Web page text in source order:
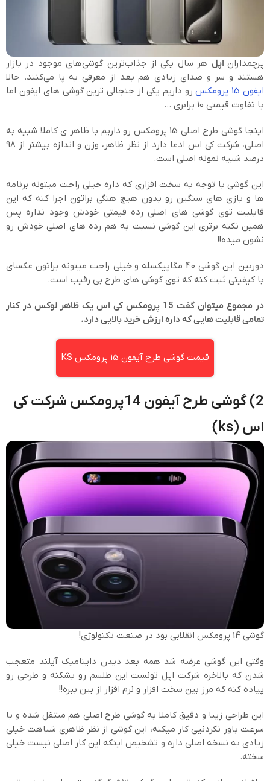
پرچمداراناپل هر سال یکی از جذاب‌ترین گوشی‌های موجود در بازار
هستند و سر و صدای زیادی هم بعد از معرفی به پا می‌کنند. حالا
ایفون 15 پرومکس
رو داریم یکی از جنجالی ترین گوشی های ایفون اما
با تفاوت قیمتی 10 برابری …
اینجا گوشی طرح اصلی 15 پرومکس رو داریم با ظاهر ی کاملا شبیه به
اصلی، شرکت کی اس ادعا دارد از نظر ظاهر، وزن و اندازه بیشتر از 98
درصد شبیه نمونه اصلی است.
این گوشی با توجه به سخت افزاری که داره خیلی راحت میتونه برنامه
ها و بازی های سنگین رو بدون هیچ هنگی براتون اجرا کنه که این
قابلیت توی گوشی های اصلی رده قیمتی خودش وجود نداره پس
همین نکته برتری این گوشی نسبت به هم رده های اصلی خودش رو
نشون میده!!
دوربین این گوشی 40 مگاپیکسله و خیلی راحت میتونه براتون عکسای
با کیفیتی ثبت کنه که توی گوشی های طرح بی رقیب است.
در مجموع میتوان گفت 15 پرومکس کی اس یک ظاهر لوکس در کنار
تمامی قابلیت هایی که داره ارزش خرید بالایی دارد.
قیمت گوشی طرح آیفون 15 پرومکس KS
2) گوشی طرح آیفون 14پرومکس شرکت کی
اس (ks)
گوشی 14 پرومکس انقلابی بود در صنعت تکنولوژی!
وقتی این گوشی عرضه شد همه بعد دیدن داینامیک آیلند متعجب
شدن که بالاخره شرکت اپل تونست این طلسم رو بشکنه و طرحی رو
پیاده کنه که مرز بین سخت افزار و نرم افزار از بین ببره!!
این طراحی زیبا و دقیق کاملا به گوشی طرح اصلی هم منتقل شده و با
سرعت باور نکردنیی کار میکنه، این گوشی از نظر ظاهری شباهت خیلی
زیادی به نسخه اصلی داره و تشخیص اینکه این کار اصلی نیست خیلی
سخته.